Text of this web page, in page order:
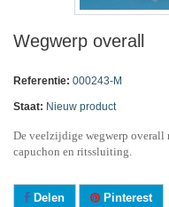
Wegwerp overall
Referentie: 000243-M
Staat: Nieuw product
De veelzijdige wegwerp overall
capuchon en ritssluiting.
Delen Pinterest